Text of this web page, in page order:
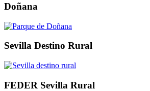
Doñana
Sevilla Destino Rural
FEDER Sevilla Rural